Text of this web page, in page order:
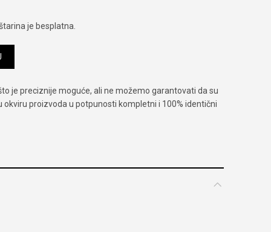
je besplatna.
je preciznije moguće, ali ne možemo garantovati da su
proizvoda u potpunosti kompletni i 100% identični